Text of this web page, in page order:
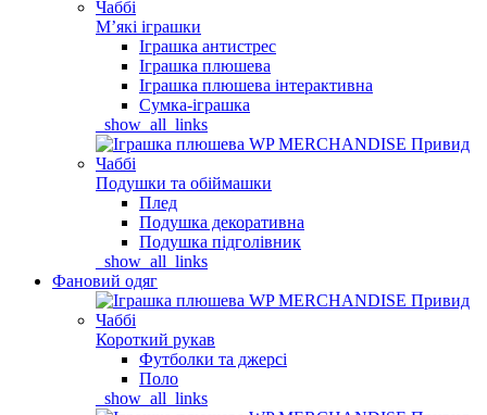
Мʼякі іграшки
Іграшка антистрес
Іграшка плюшева
Іграшка плюшева інтерактивна
Сумка-іграшка
_show_all_links
Подушки та обіймашки
Плед
Подушка декоративна
Подушка підголівник
_show_all_links
Фановий одяг
Короткий рукав
Футболки та джерсі
Поло
_show_all_links